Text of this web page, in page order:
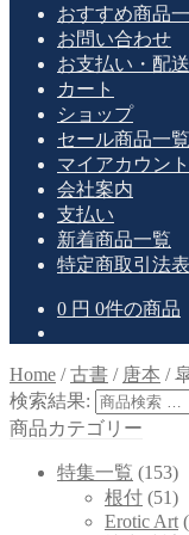
おすすめ商品
お問い合わせ
お支払い・配送
カート
ショップ
セール商品一覧
マイアカウント
会社案内
支払い
新着商品一覧
特定商取引法
0 円 0件の商品
Home /古書 / 唐本 /
検索結果:
商品カテゴリー
特集一覧 (153)
根付 (51)
Erotic Art